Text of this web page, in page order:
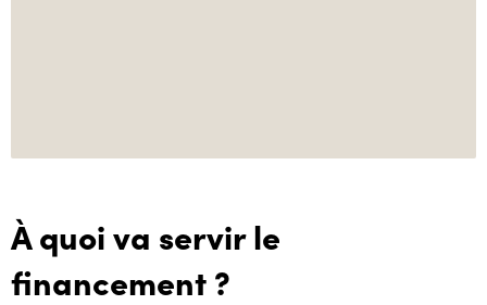
À quoi va servir le
financement ?